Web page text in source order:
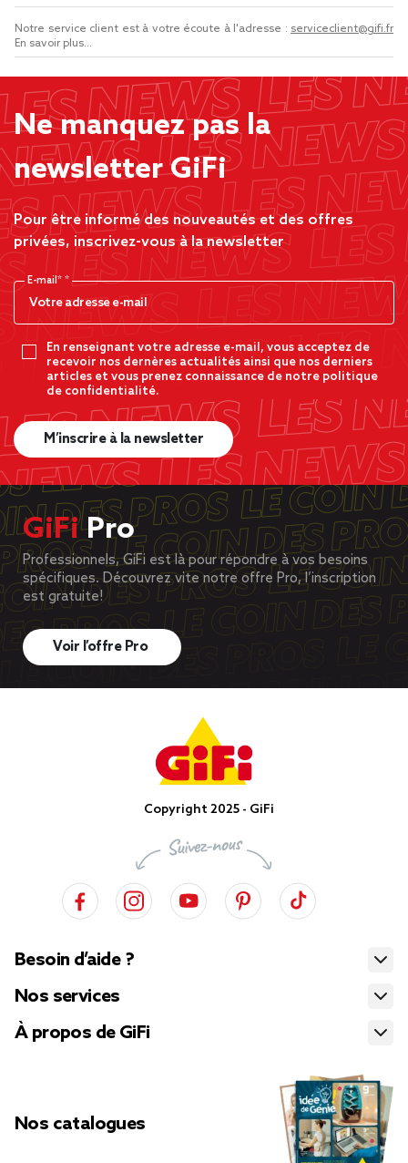
Notre service client est à votre écoute à l'adresse : serviceclient@gifi.fr
En savoir plus...
Ne manquez pas la
newsletter GiFi
Pour être informé des nouveautés et des offres
privées, inscrivez-vous à la newsletter
E-mail*
En renseignant votre adresse e-mail, vous acceptez de
recevoir nos dernères actualités ainsi que nos derniers
articles et vous prenez connaissance de notre politique
de confidentialité.
M’inscrire à la newsletter
GiFiPro
Professionnels, GiFi est là pour répondre à vos besoins
spécifiques. Découvrez vite notre offre Pro, l’inscription
est gratuite!
Voir l’offre Pro
Copyright 2025 - GiFi
Besoin d’aide ?
Nos services
À propos de GiFi
Nos catalogues